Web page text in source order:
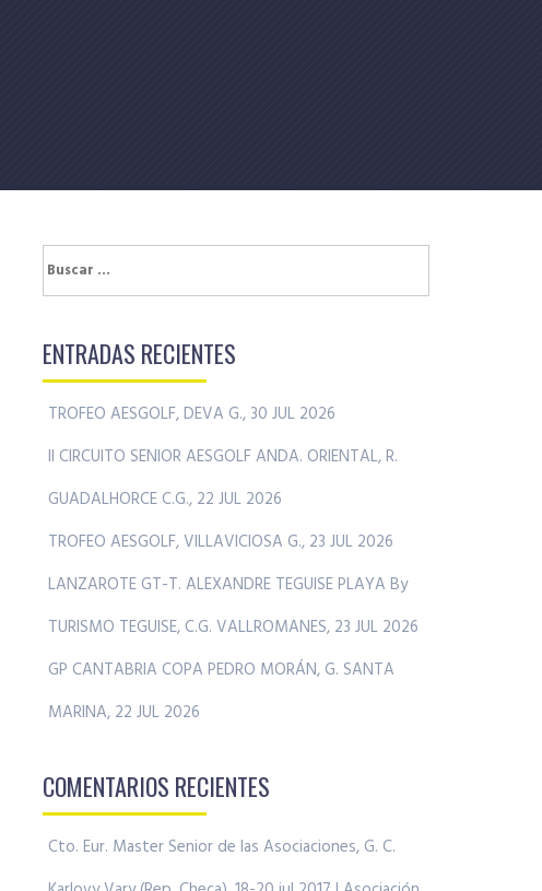
Buscar:
ENTRADAS RECIENTES
TROFEO AESGOLF, DEVA G., 30 JUL 2026
II CIRCUITO SENIOR AESGOLF ANDA. ORIENTAL, R.
GUADALHORCE C.G., 22 JUL 2026
TROFEO AESGOLF, VILLAVICIOSA G., 23 JUL 2026
LANZAROTE GT-T. ALEXANDRE TEGUISE PLAYA By
TURISMO TEGUISE, C.G. VALLROMANES, 23 JUL 2026
GP CANTABRIA COPA PEDRO MORÁN, G. SANTA
MARINA, 22 JUL 2026
COMENTARIOS RECIENTES
Cto. Eur. Master Senior de las Asociaciones, G. C.